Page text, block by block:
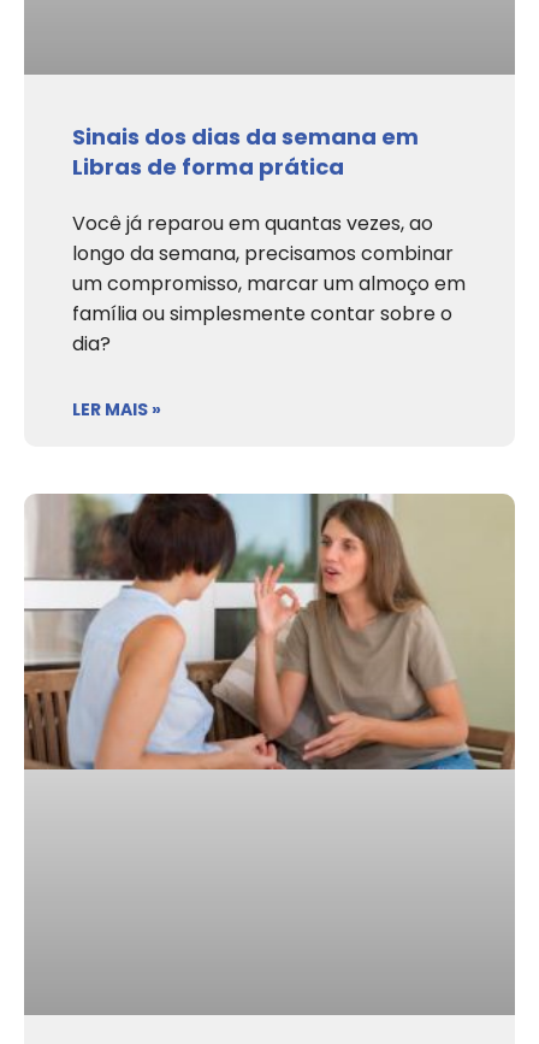
Sinais dos dias da semana em
Libras de forma prática
Você já reparou em quantas vezes, ao
longo da semana, precisamos combinar
um compromisso, marcar um almoço em
família ou simplesmente contar sobre o
dia?
LER MAIS »